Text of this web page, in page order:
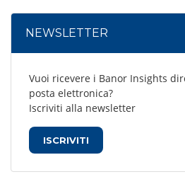
NEWSLETTER
Vuoi ricevere i Banor Insights
posta elettronica?
Iscriviti alla newsletter
ISCRIVITI